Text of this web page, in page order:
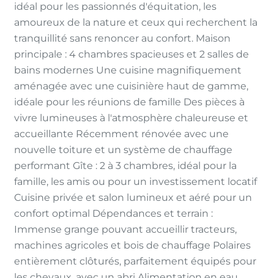
idéal pour les passionnés d'équitation, les
amoureux de la nature et ceux qui recherchent la
tranquillité sans renoncer au confort. Maison
principale : 4 chambres spacieuses et 2 salles de
bains modernes Une cuisine magnifiquement
aménagée avec une cuisinière haut de gamme,
idéale pour les réunions de famille Des pièces à
vivre lumineuses à l'atmosphère chaleureuse et
accueillante Récemment rénovée avec une
nouvelle toiture et un système de chauffage
performant Gîte : 2 à 3 chambres, idéal pour la
famille, les amis ou pour un investissement locatif
Cuisine privée et salon lumineux et aéré pour un
confort optimal Dépendances et terrain :
Immense grange pouvant accueillir tracteurs,
machines agricoles et bois de chauffage Polaires
entièrement clôturés, parfaitement équipés pour